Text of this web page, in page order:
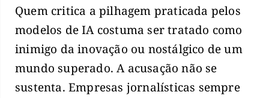
Quem critica a pilhagem praticada pelos
modelos de IA costuma ser tratado como
inimigo da inovação ou nostálgico de um
mundo superado. A acusação não se
sustenta. Empresas jornalísticas sempre